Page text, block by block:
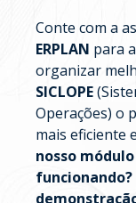
Conte com a
ERPLAN para
organizar
SICLOPE
Operações) o
mais eficiente
nosso
funcionando?